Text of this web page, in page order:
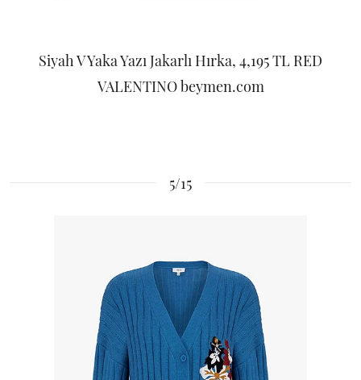
Siyah V Yaka Yazı Jakarlı Hırka, 4,195 TL RED
VALENTINO beymen.com
5/15